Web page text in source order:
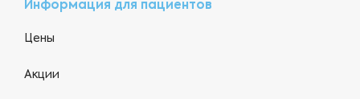
Информация для пациентов
Цены
Акции